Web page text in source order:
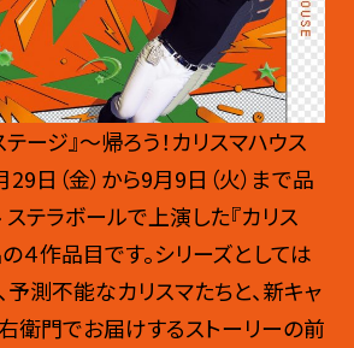
ージ』～帰ろう！カリスマハウス
⽇（⾦）から9⽉9⽇（⽕）まで品
テラボールで上演した『カリス
４作品目です。シリーズとしては
予測不能なカリスマたちと、新キャ
衛⾨でお届けするストーリーの前